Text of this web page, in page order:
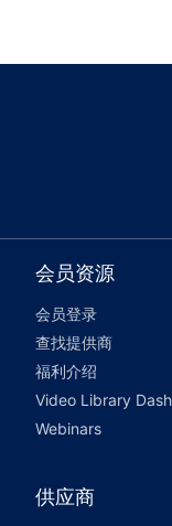
会员资源
会员登录
查找提供商
福利介绍
Video Library
Webinars
供应商